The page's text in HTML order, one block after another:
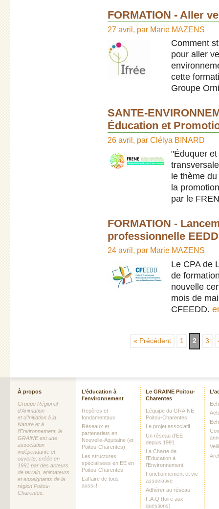
FORMATION - Aller
27 avril par Marie MAZENS
Comment
pour aller
cette
Groupe
SANTE-
Éducation et
26 avril par Clélya BINARD
"Éduquer
le thème
la
par le
FORMATION -
professionnelle EEDD
24 avril , par Marie MAZENS
Le CPA de
de
nouvelle
mois de
CFEEDD.
« Précédent 1 2 3
À propos
Groupe Régional
d’Animation
et d’Initiation à la
Nature et à
l’Environnement, le
GRAINE est une
association
indépendante et
ouverte, créée en
1991 par des acteurs
de terrain, animateurs
et enseignants de la
région Poitou-
Charentes.
L’éducation à
l’environnement
Repères et
fondamentaux
Réseaux et
partenariats en
Nouvelle-Aquitaine (et
Poitou-Charentes)
Les structures
spécialisées en EE en
Poitou-Charentes
L’affaire de tous
aussi !
Le GRAINE Poitou-
Charentes
L’équipe du GRAINE
Poitou-Charentes
Le projet associatif
Un réseau d’EE
depuis 1991
La Charte de
l’Education à
l’Environnement
Fonctionnement et vie
associative
Adhérer au réseau
F.A.Q (foire aux
questions)